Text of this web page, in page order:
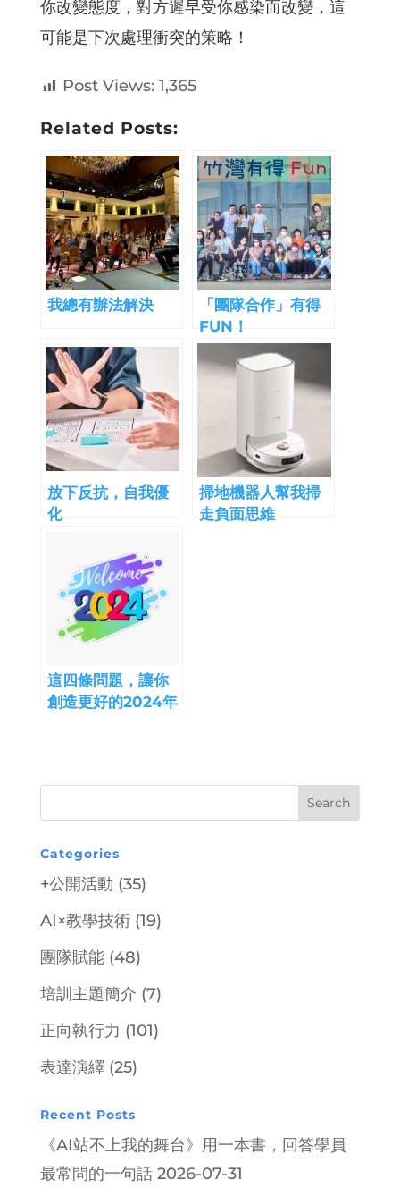
你改變態度，對方遲早受你感染而改變，這
可能是下次處理衝突的策略！
Post Views: 1,365
Related Posts:
我總有辦法解決
「團隊合作」有得
FUN！
放下反抗，自我優
化
掃地機器人幫我掃
走負面思維
這四條問題，讓你
創造更好的2024年
Categories
+公開活動 (35)
AI×教學技術(19)
團隊賦能(48)
培訓主題簡介 (7)
正向執行力 (101)
表達演繹 (25)
Recent Posts
《AI站不上我的舞台》用一本書，回答學員
最常問的一句話 2026-07-31